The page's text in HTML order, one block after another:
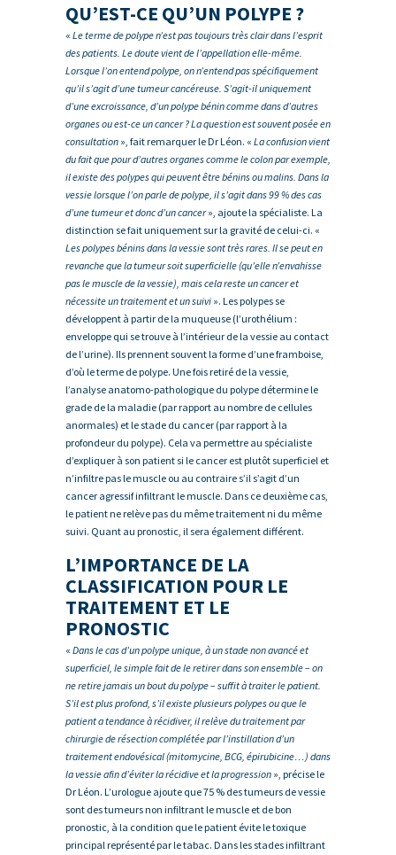
QU’EST-CE QU’UN POLYPE ?
« Le terme de polype n’est pas toujours très clair dans l’esprit
des patients. Le doute vient de l’appellation elle-même.
Lorsque l’on entend polype, on n’entend pas spécifiquement
qu’il s’agit d’une tumeur cancéreuse. S’agit-il uniquement
d’une excroissance, d’un polype bénin comme dans d’autres
organes ou est-ce un cancer ? La question est souvent posée en
consultation », fait remarquer le Dr Léon. « La confusion vient
du fait que pour d’autres organes comme le colon par exemple,
il existe des polypes qui peuvent être bénins ou malins. Dans la
vessie lorsque l’on parle de polype, il s’agit dans 99 % des cas
d’une tumeur et donc d’un cancer», ajoute la spécialiste. La
distinction se fait uniquement sur la gravité de celui-ci. «
Les polypes bénins dans la vessie sont très rares. Il se peut en
revanche que la tumeur soit superficielle (qu’elle n’envahisse
pas le muscle de la vessie), mais cela reste un cancer et
nécessite un traitement et un suivi ». Les polypes se
développent à partir de la muqueuse (l’urothélium :
enveloppe qui se trouve à l’intérieur de la vessie au contact
de l’urine). Ils prennent souvent la forme d’une framboise,
d’où le terme de polype. Une fois retiré de la vessie,
l’analyse anatomo-pathologique du polype détermine le
grade de la maladie (par rapport au nombre de cellules
anormales) et le stade du cancer (par rapport à la
profondeur du polype). Cela va permettre au spécialiste
d’expliquer à son patient si le cancer est plutôt superficiel et
n’infiltre pas le muscle ou au contraire s’il s’agit d’un
cancer agressif infiltrant le muscle. Dans ce deuxième cas,
le patient ne relève pas du même traitement ni du même
suivi. Quant au pronostic, il sera également différent.
L’IMPORTANCE DE LA
CLASSIFICATION POUR LE
TRAITEMENT ET LE
PRONOSTIC
« Dans le cas d’un polype unique, à un stade non avancé et
superficiel, le simple fait de le retirer dans son ensemble – on
ne retire jamais un bout du polype – suffit à traiter le patient.
S’il est plus profond, s’il existe plusieurs polypes ou que le
patient a tendance à récidiver, il relève du traitement par
chirurgie de résection complétée par l’instillation d’un
traitement endovésical (mitomycine, BCG, épirubicine…) dans
la vessie afin d’éviter la récidive et la progression », précise le
Dr Léon. L’urologue ajoute que 75 % des tumeurs de vessie
sont des tumeurs non infiltrant le muscle et de bon
pronostic, à la condition que le patient évite le toxique
principal représenté par le tabac. Dans les stades infiltrant